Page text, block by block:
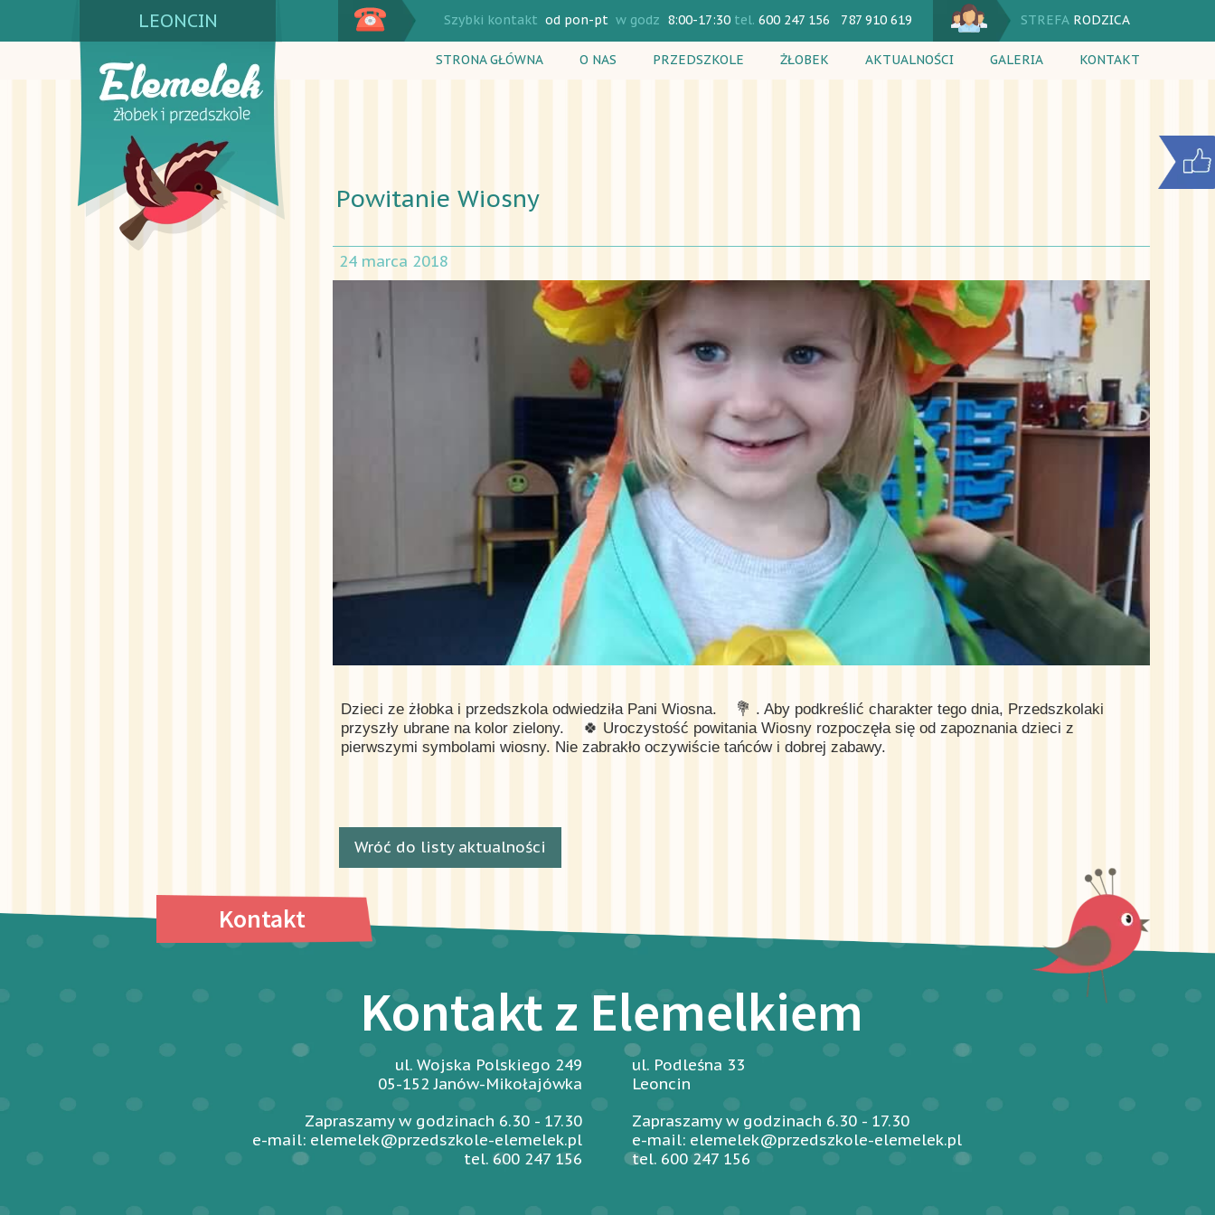
Kontakt
ul. Podleśna 33
Leoncin
Zapraszamy w godzinach 6.30 - 17.30
e-mail: elemelek@przedszkole-elemelek.pl
tel. 600 247 156
ul. Wojska Polskiego 249
05-152 Janów-Mikołajówka
Zapraszamy w godzinach 6.30 - 17.30
e-mail: elemelek@przedszkole-elemelek.pl
tel. 600 247 156
Kontakt z Elemelkiem
LEONCIN STREFARODZICA
STRONA GŁÓWNA O NAS PRZEDSZKOLE ŻŁOBEK AKTUALNOŚCI GALERIA KONTAKT
Szybki kontakt od pon-pt w godz 8:00-17:30 tel. 600 247 156 787 910 619
Wróć do listy aktualności
24 marca 2018
Dzieci ze żłobka i przedszkola odwiedziła Pani Wiosna.
💐 . Aby podkreślić charakter tego dnia, Przedszkolaki
przyszły ubrane na kolor zielony.
🍀 Uroczystość powitania Wiosny rozpoczęła się od zapoznania dzieci z
pierwszymi symbolami wiosny. Nie zabrakło oczywiście tańców i dobrej zabawy.
Powitanie Wiosny